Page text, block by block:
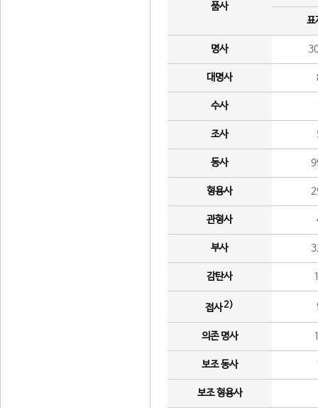
품사
표
명사
대명사
수사
조사
동사
형용사
관형사
부사
감탄사
접사2)
의존 명사
보조 동사
보조 형용사